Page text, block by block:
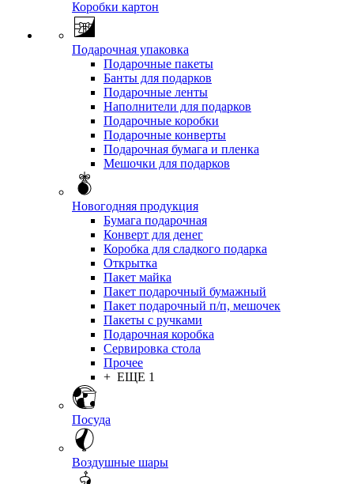
Коробки картон
Подарочная упаковка
Подарочные пакеты
Банты для подарков
Подарочные ленты
Наполнители для подарков
Подарочные коробки
Подарочные конверты
Подарочная бумага и пленка
Мешочки для подарков
Новогодняя продукция
Бумага подарочная
Конверт для денег
Коробка для сладкого подарка
Открытка
Пакет майка
Пакет подарочный бумажный
Пакет подарочный п/п, мешочек
Пакеты с ручками
Подарочная коробка
Сервировка стола
Прочее
+ ЕЩЕ 1
Посуда
Воздушные шары